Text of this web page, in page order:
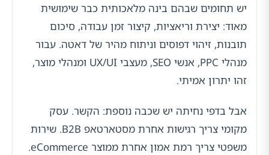
יש תחומים שבהם בינה מלאכותית כבר שימושית
מאוד: יצירת וריאציות, קיצור זמן עבודה, סיכום
תובנות, זיהוי דפוסים וניתוח מהיר של דאטה. עבור
מנהלי PPC, אנשי SEO, מעצבי UX/UI ומנהלי מוצר,
זהו יתרון אמיתי.
אבל בדפי נחיתה יש שכבה נוספת: הקשר. עסק
מקומי צריך רגישות אחרת מסטארטאפ B2B. שירות
משפטי צריך רמת אמון אחרת ממוצר eCommerce.